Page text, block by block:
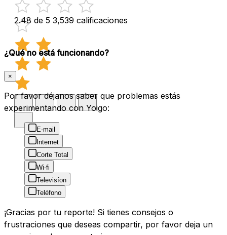
2.48 de 5 3,539 calificaciones
¿Qué no está funcionando?
×
Por favor déjanos saber que problemas estás
experimentando con Yoigo:
E-mail
Internet
Corte Total
Wi-fi
Televisíon
Teléfono
¡Gracias por tu reporte! Si tienes consejos o
frustraciones que deseas compartir, por favor deja un